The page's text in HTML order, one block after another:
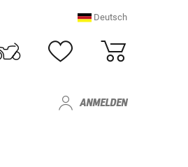
Deutsch
ANMELDEN